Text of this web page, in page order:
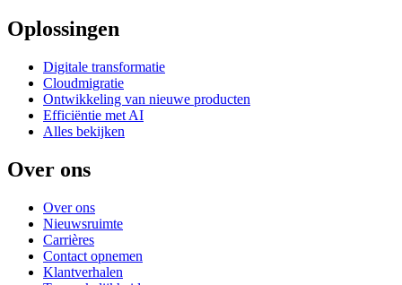
Oplossingen
Digitale transformatie
Cloudmigratie
Ontwikkeling van nieuwe producten
Efficiëntie met AI
Alles bekijken
Over ons
Over ons
Nieuwsruimte
Carrières
Contact opnemen
Klantverhalen